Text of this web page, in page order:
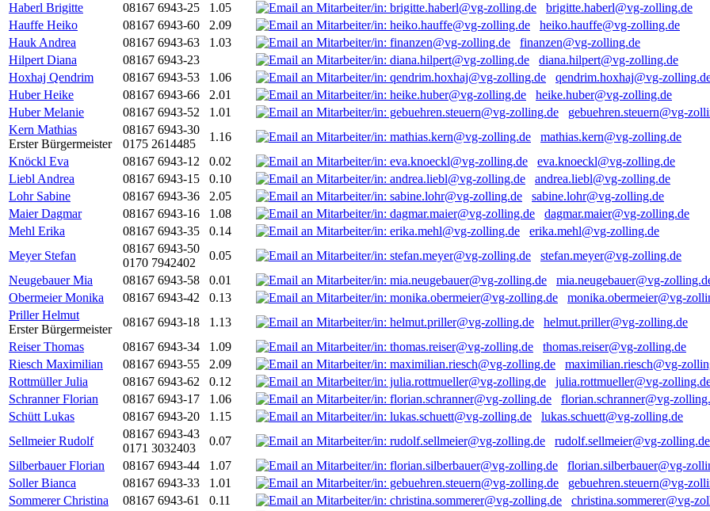
Haberl Brigitte
08167 6943-25 1.05
brigitte.haberl@vg-zolling.de
Hauffe Heiko
08167 6943-60 2.09
heiko.hauffe@vg-zolling.de
Hauk Andrea
08167 6943-63 1.03
finanzen@vg-zolling.de
Hilpert Diana
08167 6943-23
diana.hilpert@vg-zolling.de
Hoxhaj Qendrim
08167 6943-53 1.06
qendrim.hoxhaj@vg-
Huber Heike
08167 6943-66 2.01
heike.huber@vg-zolling.de
Huber Melanie
08167 6943-52 1.01
gebuehren.steuern@vg-
Kern Mathias
Erster Bürgermeister
08167 6943-30
0175 2614485
1.16
mathias.kern@vg-zolling.de
Knöckl Eva
08167 6943-12 0.02
eva.knoeckl@vg-zolling.de
Liebl Andrea
08167 6943-15 0.10
andrea.liebl@vg-zolling.de
Lohr Sabine
08167 6943-36 2.05
sabine.lohr@vg-zolling.de
Maier Dagmar
08167 6943-16 1.08
dagmar.maier@vg-zolling.de
Mehl Erika
08167 6943-35 0.14
erika.mehl@vg-zolling.de
Meyer Stefan
08167 6943-50
0170 7942402
0.05
stefan.meyer@vg-zolling.de
Neugebauer Mia
08167 6943-58 0.01
mia.neugebauer@vg-
Obermeier Monika
08167 6943-42 0.13
monika.obermeier@vg-
Priller Helmut
Erster Bürgermeister
08167 6943-18 1.13
helmut.priller@vg-zolling.de
Reiser Thomas
08167 6943-34 1.09
thomas.reiser@vg-zolling.de
Riesch Maximilian
08167 6943-55 2.09
maximilian.riesch@vg-
Rottmüller Julia
08167 6943-62 0.12
julia.rottmueller@vg-
Schranner Florian
08167 6943-17 1.06
florian.schranner@vg-
Schütt Lukas
08167 6943-20 1.15
lukas.schuett@vg-zolling.de
Sellmeier Rudolf
08167 6943-43
0171 3032403
0.07
rudolf.sellmeier@vg-zolling.de
Silberbauer Florian
08167 6943-44 1.07
florian.silberbauer@vg-
Soller Bianca
08167 6943-33 1.01
gebuehren.steuern@vg-
Sommerer Christina
08167 6943-61 0.11
christina.sommerer@vg-